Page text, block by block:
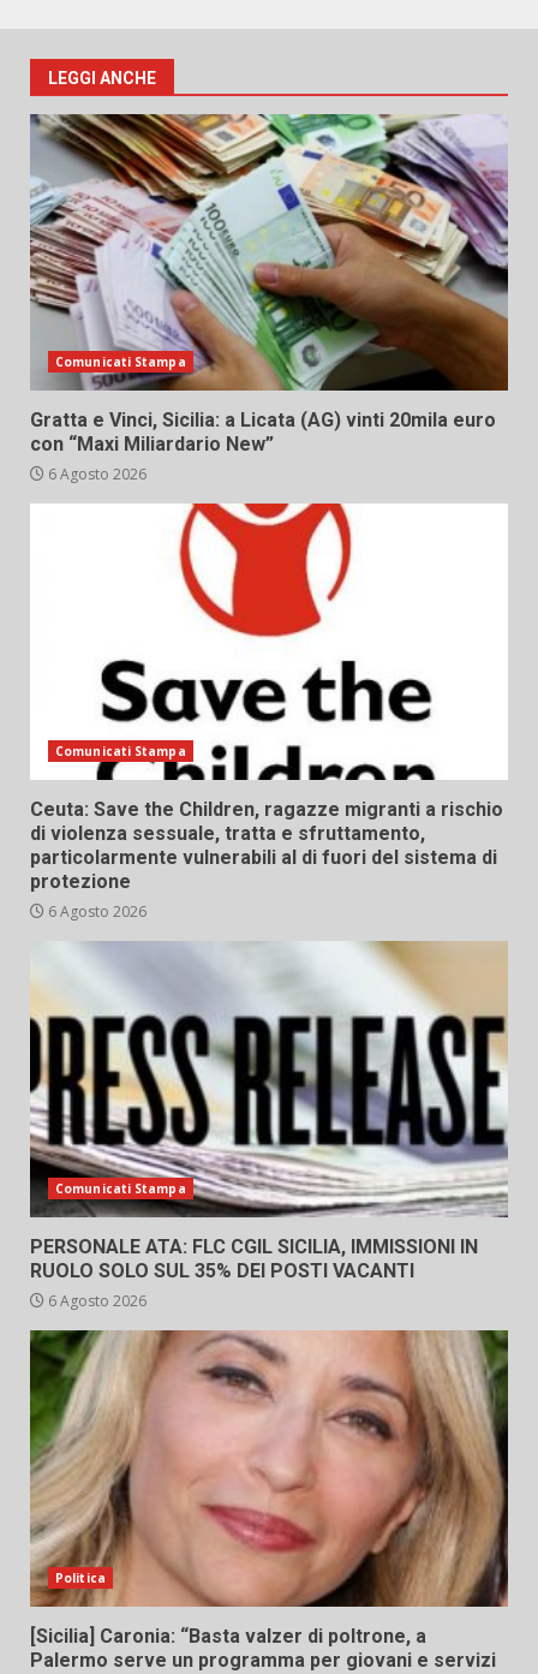
LEGGI ANCHE
Comunicati Stampa
Gratta e Vinci, Sicilia: a Licata (AG) vinti 20mila euro
con “Maxi Miliardario New”
6 Agosto 2026
Comunicati Stampa
Ceuta: Save the Children, ragazze migranti a rischio
di violenza sessuale, tratta e sfruttamento,
particolarmente vulnerabili al di fuori del sistema di
protezione
6 Agosto 2026
Comunicati Stampa
PERSONALE ATA: FLC CGIL SICILIA, IMMISSIONI IN
RUOLO SOLO SUL 35% DEI POSTI VACANTI
6 Agosto 2026
Politica
[Sicilia] Caronia: “Basta valzer di poltrone, a
Palermo serve un programma per giovani e servizi